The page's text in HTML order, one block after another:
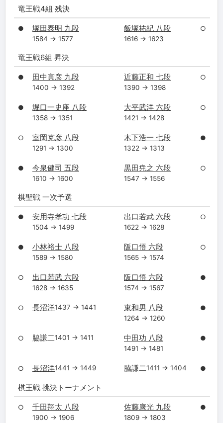
竜王戦4組 残決
● 塚田泰明 九段
1584 → 1577
飯塚祐紀 八段
1616 → 1623
○
竜王戦6組 昇決
● 田中寅彦 九段
1400 → 1392
近藤正和 七段
1390 → 1398
○
● 堀口一史座 八段
1358 → 1351
大平武洋 六段
1421 → 1428
○
○ 室岡克彦 八段
1291 → 1300
木下浩一 七段
1322 → 1313
●
● 今泉健司 五段
1610 → 1600
黒田尭之 六段
1547 → 1556
○
棋聖戦 一次予選
● 安用寺孝功 七段
1504 → 1499
出口若武 六段
1622 → 1628
○
● 小林裕士 八段
1589 → 1580
阪口悟 六段
1565 → 1574
○
○ 出口若武 六段
1628 → 1635
阪口悟 六段
1574 → 1567
●
○ 長沼洋1437 → 1441 東和男 八段
1264 → 1260
●
○ 脇謙二1401 → 1411 中田功 八段
1491 → 1481
●
○ 長沼洋1441 → 1449 脇謙二1411 → 1404 ●
棋王戦 挑決トーナメント
○ 千田翔太 八段
1900 → 1906
佐藤康光 九段
1809 → 1803
●